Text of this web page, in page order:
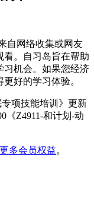
自网络收集或网友
看。自习岛旨在帮助
习机会。如果您经济
好的学习体验。
专项技能培训》更新
《Z4911-和计划-动
多会员权益。